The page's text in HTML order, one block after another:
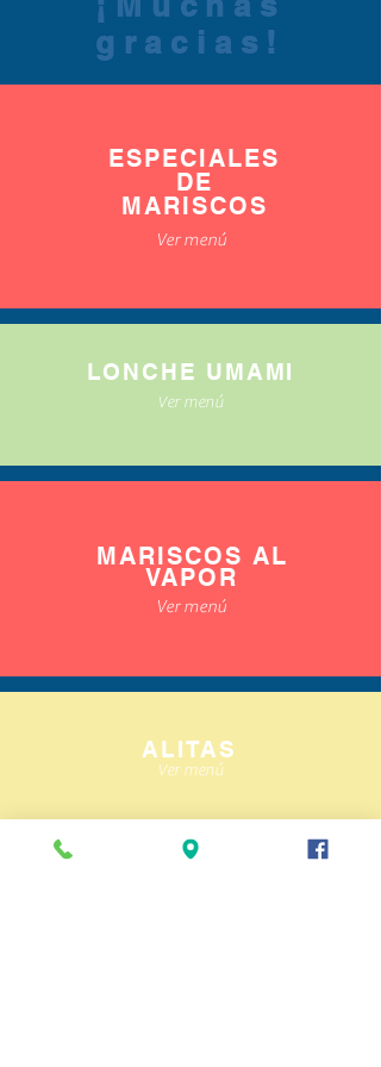
ESPECIALES
DE
MARISCOS
Ver menú
Ver menú
LONCHE UMAMI
MARISCOS AL
VAPOR
Ver menú
Ver menú
ALITAS
gracias!